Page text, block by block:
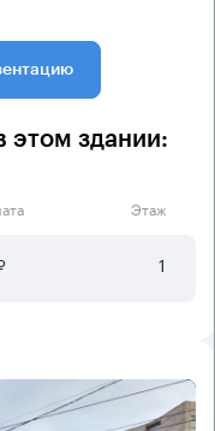
этом здании:
Этаж
1